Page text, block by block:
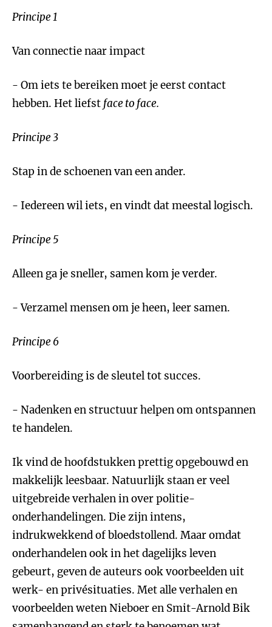
Principe 1
Van connectie naar impact
- Om iets te bereiken moet je eerst contact
hebben. Het liefst face to face.
Principe 3
Stap in de schoenen van een ander.
- Iedereen wil iets, en vindt dat meestal logisch.
Principe 5
Alleen ga je sneller, samen kom je verder.
- Verzamel mensen om je heen, leer samen.
Principe 6
Voorbereiding is de sleutel tot succes.
- Nadenken en structuur helpen om ontspannen
te handelen.
Ik vind de hoofdstukken prettig opgebouwd en
makkelijk leesbaar. Natuurlijk staan er veel
uitgebreide verhalen in over politie-
onderhandelingen. Die zijn intens,
indrukwekkend of bloedstollend. Maar omdat
onderhandelen ook in het dagelijks leven
gebeurt, geven de auteurs ook voorbeelden uit
werk- en privésituaties. Met alle verhalen en
voorbeelden weten Nieboer en Smit-Arnold Bik